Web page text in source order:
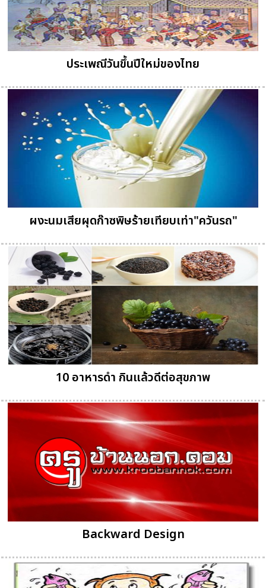
ประเพณีวันขึ้นปีใหม่ของไทย
ผงะนมเสียผุดก๊าซพิษร้ายเทียบเท่า"ควันรถ"
10 อาหารดำ กินแล้วดีต่อสุขภาพ
Backward Design